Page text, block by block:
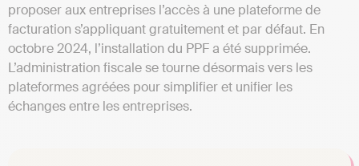
proposer aux entreprises l’accès à une plateforme de
facturation s’appliquant gratuitement et par défaut. En
octobre 2024, l’installation du PPF a été supprimée.
L’administration fiscale se tourne désormais vers les
plateformes agréées pour simplifier et unifier les
échanges entre les entreprises.